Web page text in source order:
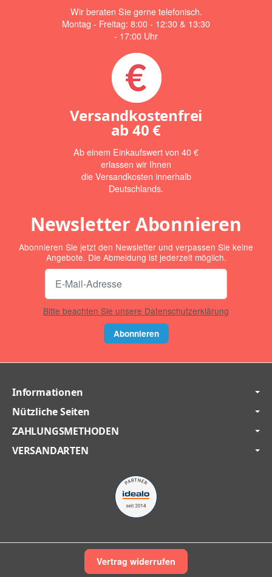
Wir beraten Sie gerne telefonisch.
Montag - Freitag: 8:00 - 12:30 & 13:30
- 17:00 Uhr
Versandkostenfrei
ab40 €
Ab einem Einkaufswert von 40 €
erlassen wir Ihnen
die Versandkosten innerhalb
Deutschlands.
Newsletter Abonnieren
Abonnieren Sie jetzt den Newsletter und verpassen Sie keine
Angebote. Die Abmeldung ist jederzeit möglich.
Bitte beachten Sie unsere Datenschutzerklärung
Abonnieren
Informationen
Nützliche Seiten
ZAHLUNGSMETHODEN
VERSANDARTEN
Vertrag widerrufen